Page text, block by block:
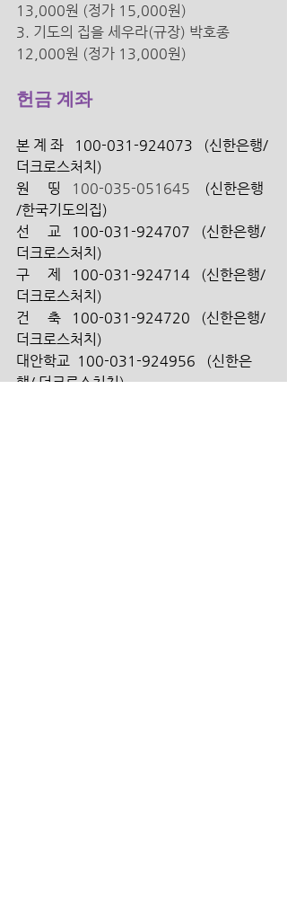
13,000원 (정가 15,000원)
3. 기도의 집을 세우라(규장) 박호종
12,000원 (정가 13,000원)
헌금 계좌
본 계 좌   100-031-924073   (신한은행/
더크로스처치)
원     띵
100-035-051645
   (신한은행
/한국기도의집)
선     교   100-031-924707   (신한은행/
더크로스처치)
구     제   100-031-924714   (신한은행/
더크로스처치)
건     축   100-031-924720   (신한은행/
더크로스처치)
대안학교  100-031-924956   (신한은
행/ 더크로스처치)